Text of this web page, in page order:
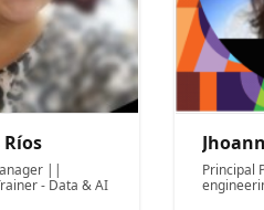
||
- Data & AI
Principal